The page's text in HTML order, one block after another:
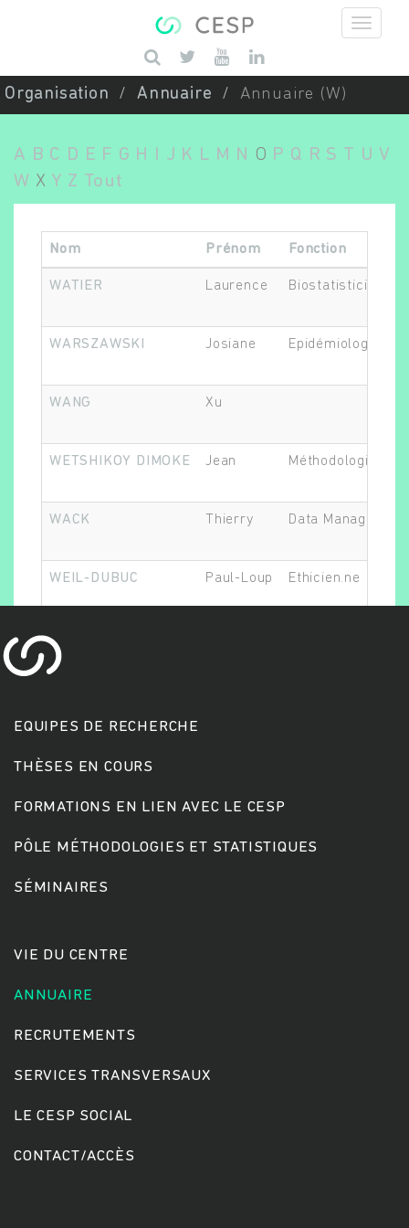
Saisissez vos mots-clés
Organisation Annuaire Annuaire (W)
A B C D E F G H J K L M N O P Q R S T U V
W X Y Z Tout
Nom Prénom Fonction
WATIER Laurence Biostatisticien.ne
WARSZAWSKI Josiane Epidémiologiste
WANG Xu
WETSHIKOY DIMOKE Jean Méthodologiste
WACK Thierry Data Manager
WEIL-DUBUC Paul-Loup Ethicien.ne
EQUIPES DE RECHERCHE
THÈSES EN COURS
FORMATIONS EN LIEN AVEC LE CESP
PÔLE MÉTHODOLOGIES ET STATISTIQUES
SÉMINAIRES
VIE DU CENTRE
ANNUAIRE
RECRUTEMENTS
SERVICES TRANSVERSAUX
LE CESP SOCIAL
CONTACT/ACCÈS